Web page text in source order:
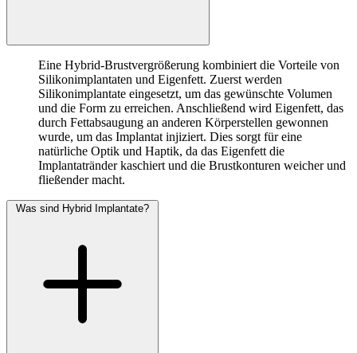
Eine Hybrid-Brustvergrößerung kombiniert die Vorteile von
Silikonimplantaten und Eigenfett. Zuerst werden
Silikonimplantate eingesetzt, um das gewünschte Volumen
und die Form zu erreichen. Anschließend wird Eigenfett, das
durch Fettabsaugung an anderen Körperstellen gewonnen
wurde, um das Implantat injiziert. Dies sorgt für eine
natürliche Optik und Haptik, da das Eigenfett die
Implantatränder kaschiert und die Brustkonturen weicher und
fließender macht.
Was sind Hybrid Implantate?